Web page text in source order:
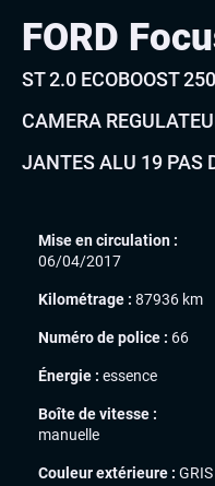
FORD
ST 2.0 ECOBOOST
CAMERA
JANTES ALU 19 PAS
Mise en circulation :
06/04/2017
Kilométrage : 87936 km
Numéro de police : 66
Énergie : essence
Boîte de vitesse :
manuelle
Couleur extérieure : GRIS